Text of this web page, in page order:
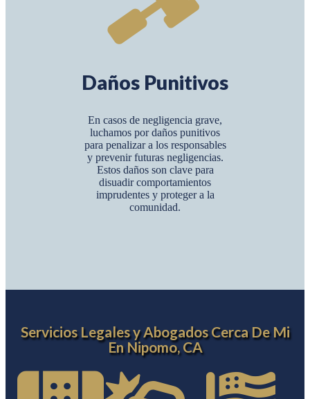
Daños Punitivos
En casos de negligencia grave,
luchamos por daños punitivos
para penalizar a los responsables
y prevenir futuras negligencias.
Estos daños son clave para
disuadir comportamientos
imprudentes y proteger a la
comunidad.
Servicios Legales y Abogados Cerca De Mi
En Nipomo, CA